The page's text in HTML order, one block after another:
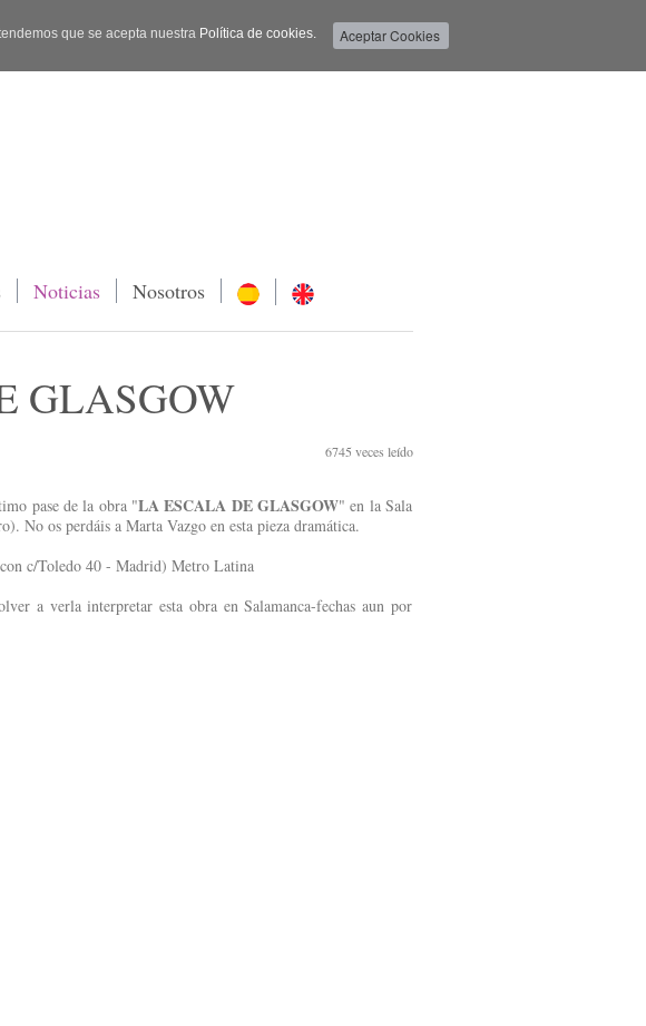
que se acepta nuestra Política de cookies.
Noticias Nosotros
GLASGOW
6745 veces leído
pase de la obra "LA ESCALA DE GLASGOW" en la Sala
No os perdáis a Marta Vazgo en esta pieza dramática.
c/Toledo 40 - Madrid) Metro Latina
a verla interpretar esta obra en Salamanca-fechas aun por